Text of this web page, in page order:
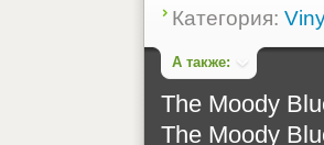
Категория:
А также:
The Moody
The Moody